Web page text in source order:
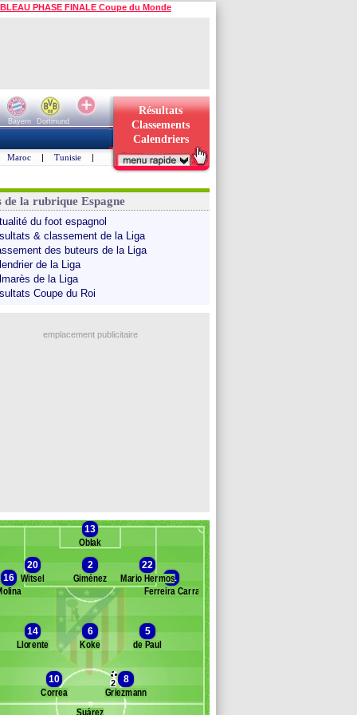
PHASE FINALE Coupe du Monde
Bayern
Dortmund
Résultats
Classements
Calendriers
Maroc | Tunisie |
de la rubrique Espagne
du foot espagnol
& classement de la Liga
des buteurs de la Liga
de la Liga
de la Liga
Coupe du Roi
emplacement publicitaire
Banc des remplaçants Atl. Madrid
Gomís Alemañ
13
Oblak
20
Witsel
2
Giménez
22
Mario Hermoso
16
21
Ferreira Carrasco
14
Llorente
6
Koke
5
de Paul
10
Correa
2
8
Griezmann
Suárez